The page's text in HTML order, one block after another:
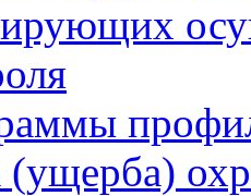
(ущерба)